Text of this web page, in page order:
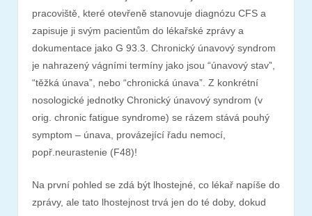
pracoviště, které otevřeně stanovuje diagnózu CFS a
zapisuje ji svým pacientům do lékařské zprávy a
dokumentace jako G 93.3. Chronický únavový syndrom
je nahrazený vágními termíny jako jsou “únavový stav”,
“těžká únava”, nebo “chronická únava”. Z konkrétní
nosologické jednotky Chronický únavový syndrom (v
orig. chronic fatigue syndrome) se rázem stává pouhý
symptom – únava, provázející řadu nemocí,
popř.neurastenie (F48)!
Na první pohled se zdá být lhostejné, co lékař napíše do
zprávy, ale tato lhostejnost trvá jen do té doby, dokud